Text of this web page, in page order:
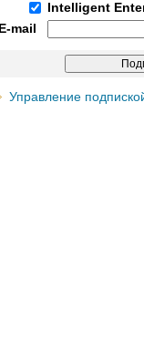
Intelligent
E-mail
Управление